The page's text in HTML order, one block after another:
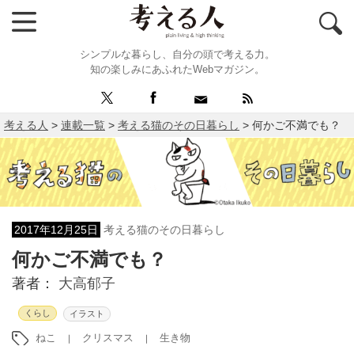
シンプルな暮らし、自分の頭で考える力。
知の楽しみにあふれたWebマガジン。
考える人 > 連載一覧 > 考える猫のその日暮らし > 何かご不満でも？
2017年12月25日 考える猫のその日暮らし
何かご不満でも？
著者： 大高郁子
くらし イラスト
ねこ クリスマス 生き物